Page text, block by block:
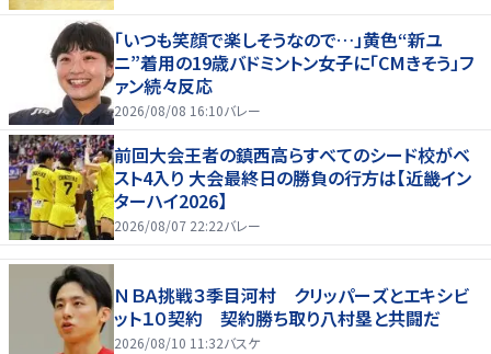
「いつも笑顔で楽しそうなので…」黄色“新ユ
ニ”着用の19歳バドミントン女子に「CMきそう」フ
ァン続々反応
2026/08/08 16:10バレー
前回大会王者の鎮西高らすべてのシード校がベ
スト4入り 大会最終日の勝負の行方は【近畿イン
ターハイ2026】
2026/08/07 22:22バレー
ＮＢＡ挑戦３季目河村 クリッパーズとエキシビ
ット１０契約 契約勝ち取り八村塁と共闘だ
2026/08/10 11:32バスケ